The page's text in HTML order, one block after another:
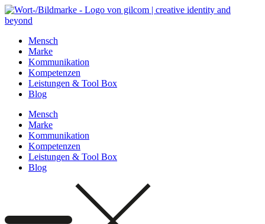
Zum
Inhalt
Mensch
Marke
Kommunikation
Kompetenzen
Leistungen & Tool Box
Blog
Mensch
Marke
Kommunikation
Kompetenzen
Leistungen & Tool Box
Blog